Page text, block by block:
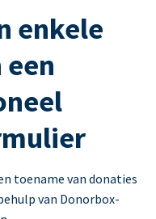
enkele
toename van donaties
van Donorbox-